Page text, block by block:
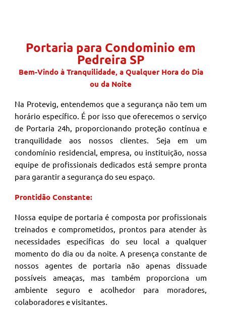
Portaria para Condominio em
Pedreira SP
Bem-Vindo à Tranquilidade, a Qualquer Hora do Dia
ou da Noite
Na Protevig, entendemos que a segurança não tem um
horário específico. É por isso que oferecemos o serviço
de Portaria 24h, proporcionando proteção contínua e
tranquilidade aos nossos clientes. Seja em um
condomínio residencial, empresa, ou instituição, nossa
equipe de profissionais dedicados está sempre pronta
para garantir a segurança do seu espaço.
Prontidão Constante:
Nossa equipe de portaria é composta por profissionais
treinados e comprometidos, prontos para atender às
necessidades específicas do seu local a qualquer
momento do dia ou da noite. A presença constante de
nossos agentes de portaria não apenas dissuade
possíveis ameaças, mas também proporciona um
ambiente seguro e acolhedor para moradores,
colaboradores e visitantes.